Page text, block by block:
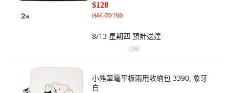
$128
($64.00/1個)
8/13 星期四 預計送達
(16)
小熊筆電平板兩用收納包 3390, 象牙
白